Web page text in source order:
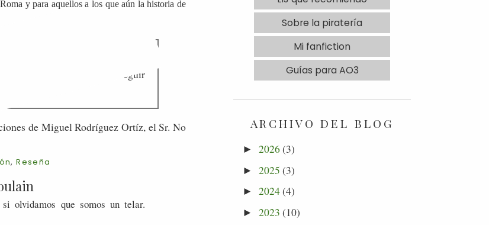
y para aquellos a los que aún la historia de
haría el Universo entero,
¿Valdría la pena seguir
de Miguel Rodríguez Ortíz, el Sr. No
,Reseña
olvidamos que somos un telar.
Sobre la piratería
Mi fanfiction
Guías para AO3
ARCHIVO DEL BLOG
► 2026(3)
► 2025 (3)
► 2024(4)
► 2023 (10)